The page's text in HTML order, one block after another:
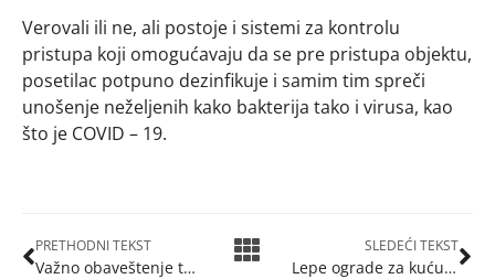
Verovali ili ne, ali postoje i sistemi za kontrolu
pristupa koji omogućavaju da se pre pristupa objektu,
posetilac potpuno dezinfikuje i samim tim spreči
unošenje neželjenih kako bakterija tako i virusa, kao
što je COVID – 19.
PRETHODNI TEKST
Važno obaveštenje tokom vanrednog stanja
SLEDEĆI TEKST
Lepe ograde za kuću i dvorište: na šta treba obratiti pažnju kada su u pitanju lepe ograde?